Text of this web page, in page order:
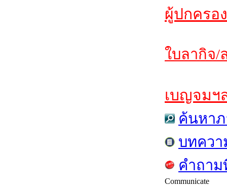
ผู้ปกครอ
ใบลากิจ/
เบญจมฯ
ค้นหาภ
บทควา
คำถา
Communicate